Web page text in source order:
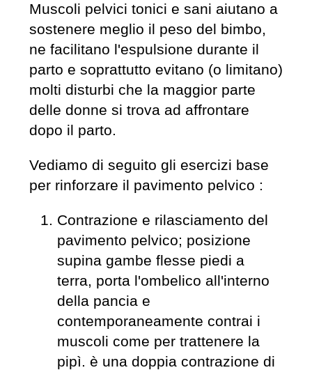
Muscoli pelvici tonici e sani aiutano a
sostenere meglio il peso del bimbo,
ne facilitano l'espulsione durante il
parto e soprattutto evitano (o limitano)
molti disturbi che la maggior parte
delle donne si trova ad affrontare
dopo il parto.
Vediamo di seguito gli esercizi base
per rinforzare il pavimento pelvico :
Contrazione e rilasciamento del
pavimento pelvico; posizione
supina gambe flesse piedi a
terra, porta l'ombelico all'interno
della pancia e
contemporaneamente contrai i
muscoli come per trattenere la
pipì. è una doppia contrazione di